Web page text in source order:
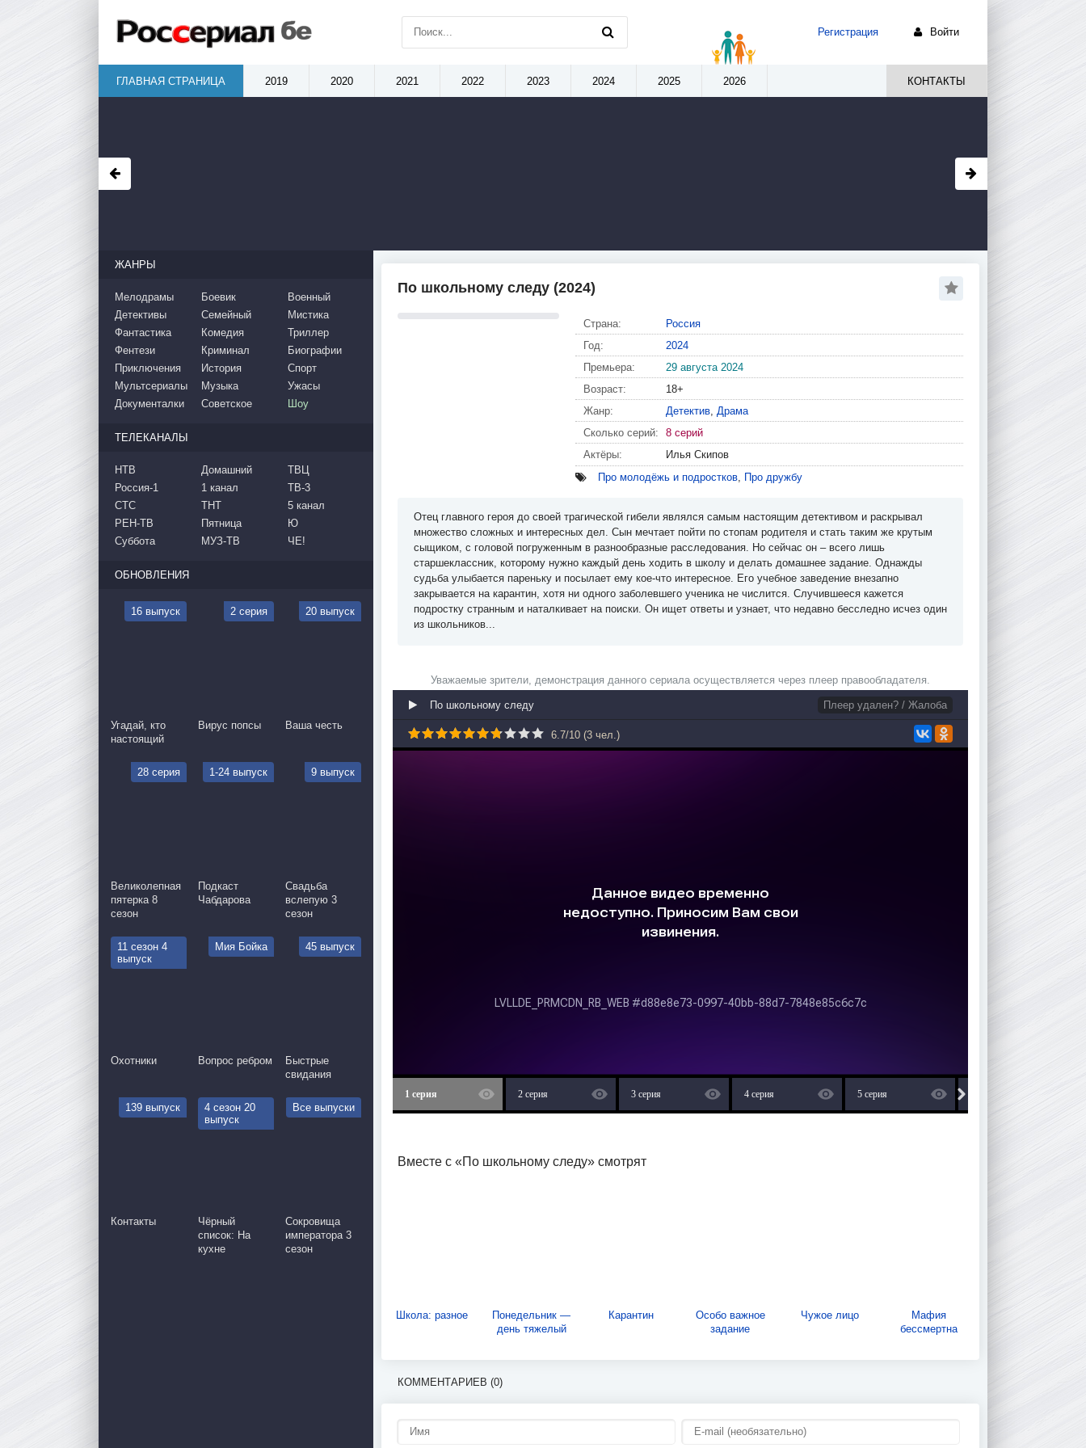
По школьному следу (2024)
Страна:
Россия
Год:
2024
Премьера:
29 августа 2024
Возраст:
18+
Жанр:
Детектив, Драма
Сколько серий:
8 серий
Актёры:
Илья Скипов
Про молодёжь и подростков, Про дружбу
Отец главного героя до своей трагической гибели являлся самым настоящим детективом и раскрывал
множество сложных и интересных дел. Сын мечтает пойти по стопам родителя и стать таким же крутым
сыщиком, с головой погруженным в разнообразные расследования. Но сейчас он – всего лишь
старшеклассник, которому нужно каждый день ходить в школу и делать домашнее задание. Однажды
судьба улыбается пареньку и посылает ему кое-что интересное. Его учебное заведение внезапно
закрывается на карантин, хотя ни одного заболевшего ученика не числится. Случившееся кажется
подростку странным и наталкивает на поиски. Он ищет ответы и узнает, что недавно бесследно исчез один
из школьников...
Уважаемые зрители, демонстрация данного сериала осуществляется через плеер правообладателя.
По школьному следу Плеер удален? / Жалоба
6.7/10 (3 чел.)
1 серия 2 серия 3 серия 4 серия 5 серия
Вместе с «По школьному следу» смотрят
Школа: разное
Понедельник —
день тяжелый
Карантин
Особо важное
задание
Чужое лицо
Мафия
бессмертна
КОММЕНТАРИЕВ (0)
ЖАНРЫ
Мелодрамы
Детективы
Фантастика
Боевик
Семейный
Комедия
Военный
Мистика
Триллер
Фентези
Приключения
Мультсериалы
Документалки
Криминал
История
Музыка
Советское
Биографии
Спорт
Ужасы
Шоу
ТЕЛЕКАНАЛЫ
НТВ
Россия-1
СТС
РЕН-ТВ
Суббота
Домашний
1 канал
ТНТ
Пятница
МУЗ-ТВ
ТВЦ
ТВ-3
5 канал
Ю
ЧЕ!
ОБНОВЛЕНИЯ
16 выпуск
Угадай, кто
настоящий
2 серия
Вирус попсы
20 выпуск
Ваша честь
28 серия
Великолепная
пятерка 8
сезон
1-24 выпуск
Подкаст
Чабдарова
9 выпуск
Свадьба
вслепую 3
сезон
11 сезон 4
выпуск
Охотники
Мия Бойка
Вопрос ребром
45 выпуск
Быстрые
свидания
139 выпуск
Контакты
4 сезон 20
выпуск
Чёрный
список: На
кухне
Все выпуски
Сокровища
императора 3
сезон
Регистрация Войти
ГЛАВНАЯ СТРАНИЦА 2019 2020 2021 2022 2023 2024 2025 2026 КОНТАКТЫ